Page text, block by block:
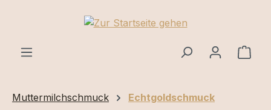
Zum Hauptinhalt springen
Muttermilchschmuck Echtgoldschmuck